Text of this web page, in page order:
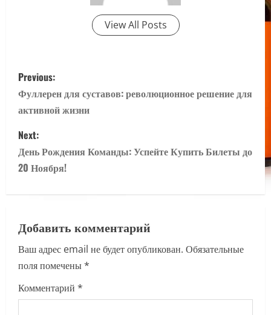
View All Posts
P
o
s
t
n
v
i
g
a
Previous:
Фуллерен для суставов: революционное решение для
активной жизни
Next:
День Рождения Команды: Успейте Купить Билеты до
20 Ноября!
Добавить комментарий
Ваш адрес email не будет опубликован. Обязательные
поля помечены*
Комментарий *